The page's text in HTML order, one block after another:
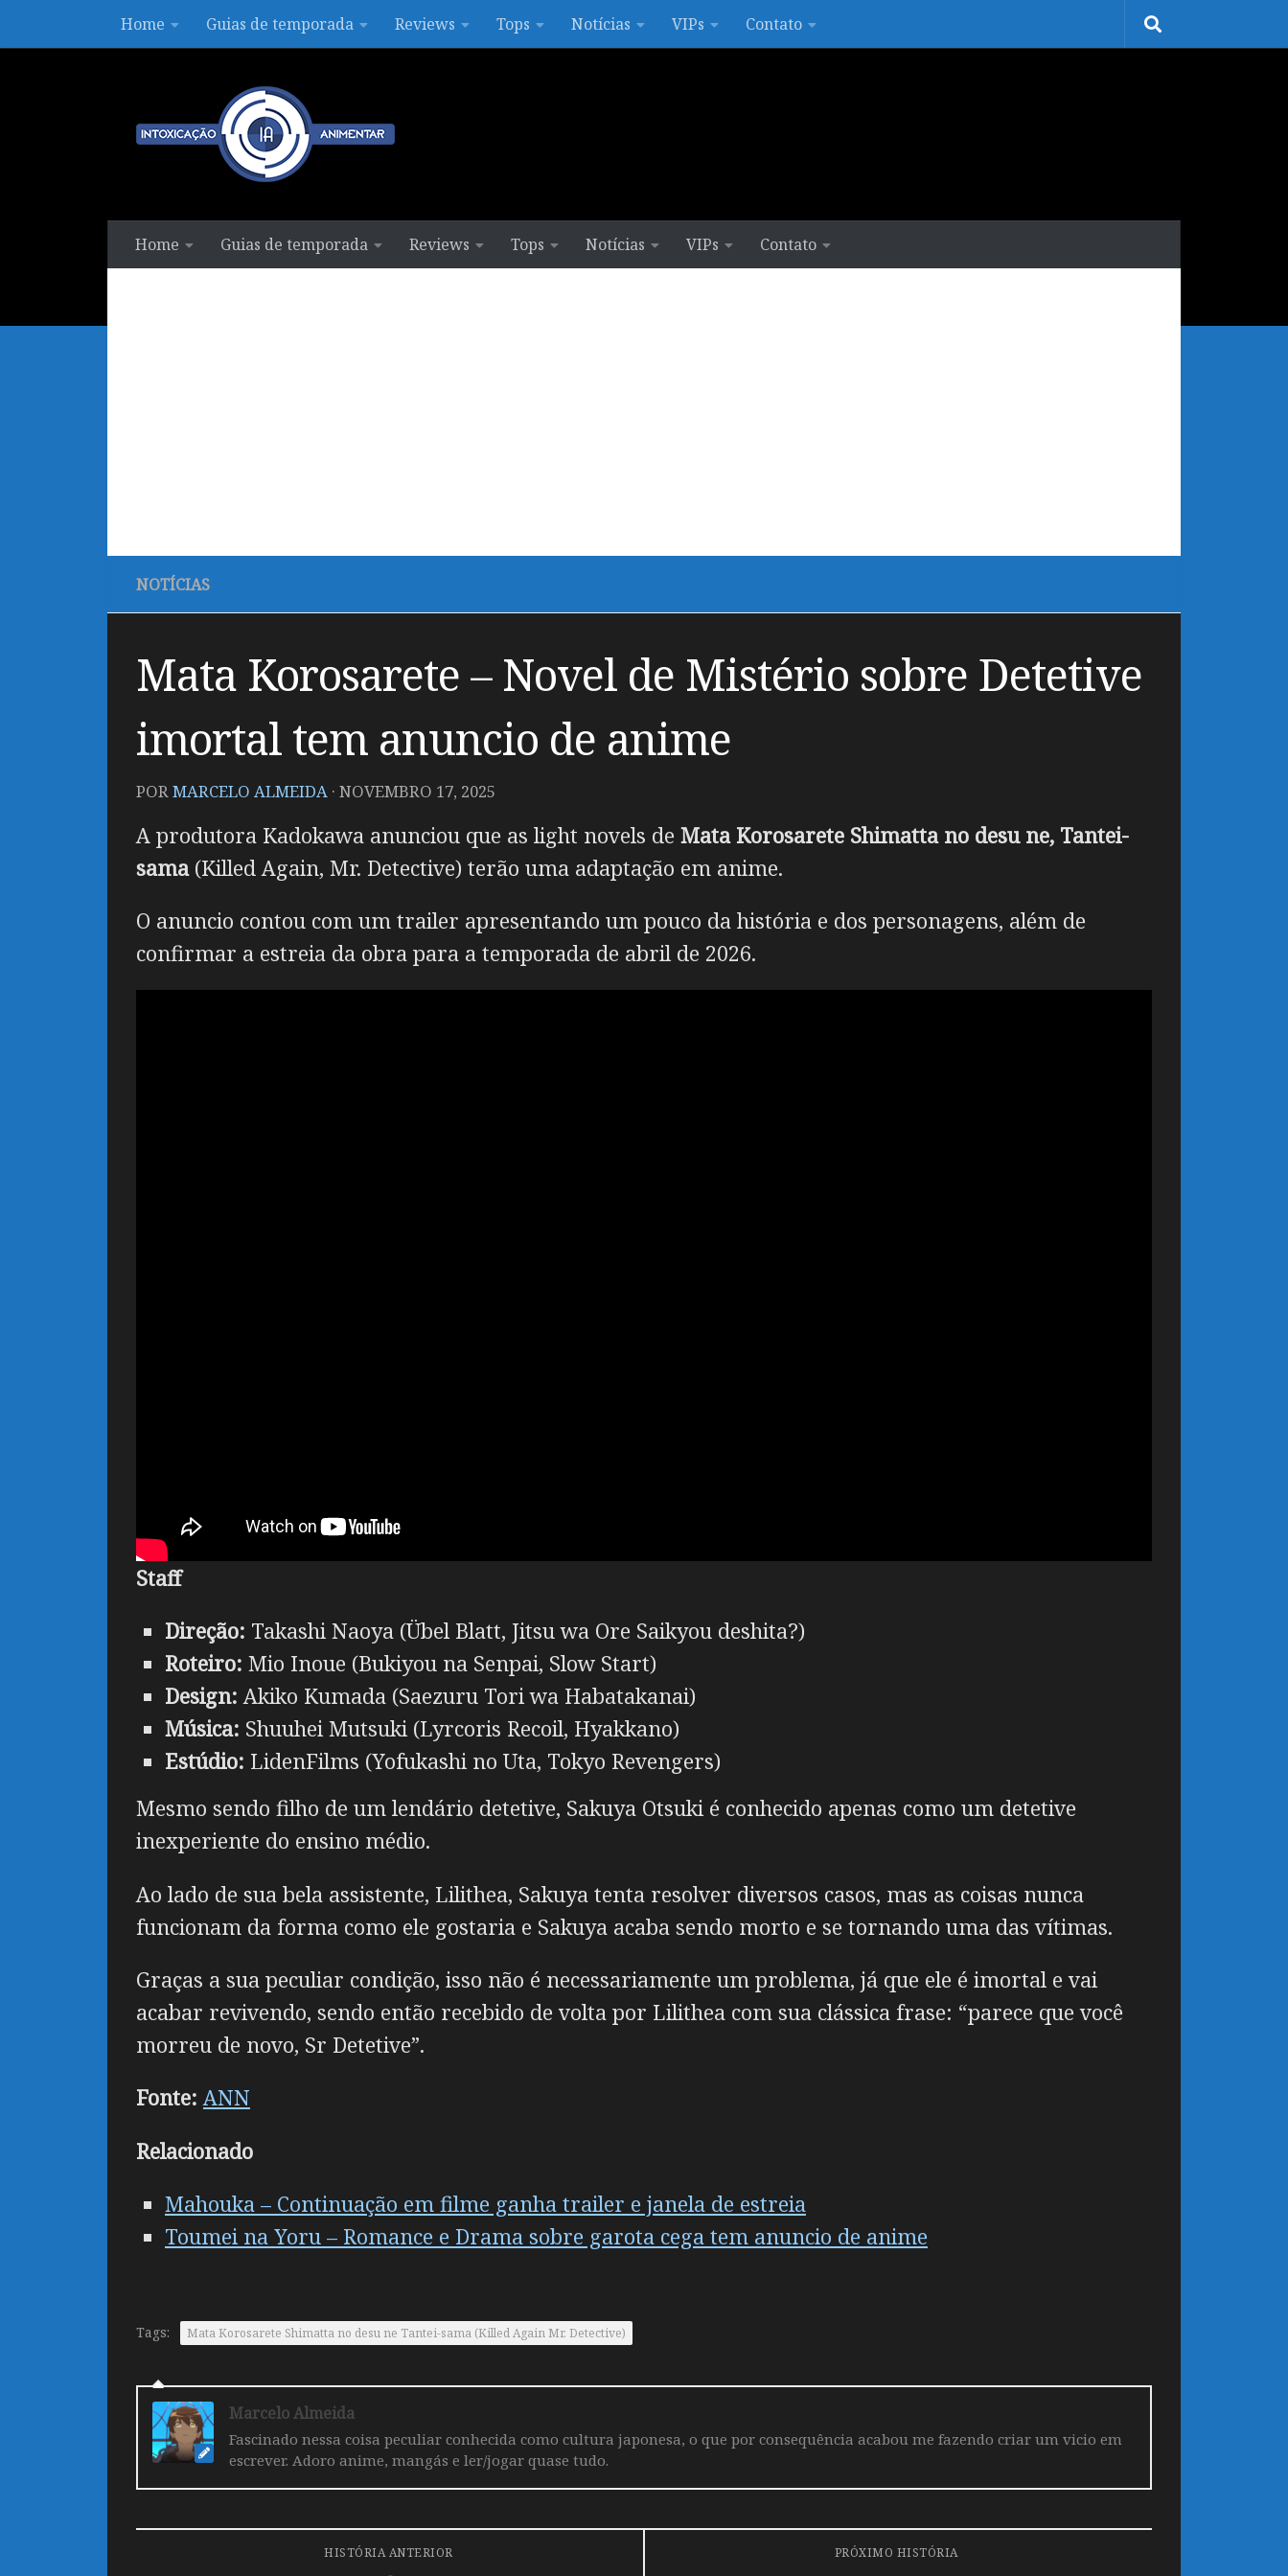
Skip to contentHome Guias de temporada Reviews Tops Notícias VIPs Contato
Home Guias de temporada Reviews Tops Notícias VIPs Contato
NOTÍCIAS
Mata Korosarete – Novel de Mistério sobre Detetive
imortal tem anuncio de anime
PORMARCELO ALMEIDA · NOVEMBRO 17, 2025
A produtora Kadokawa anunciou que as light novels de Mata Korosarete Shimatta no desu ne, Tantei-
sama (Killed Again, Mr. Detective) terão uma adaptação em anime.
O anuncio contou com um trailer apresentando um pouco da história e dos personagens, além de
confirmar a estreia da obra para a temporada de abril de 2026.
Staff
Direção: Takashi Naoya (Übel Blatt, Jitsu wa Ore Saikyou deshita?)
Roteiro: Mio Inoue (Bukiyou na Senpai, Slow Start)
Design: Akiko Kumada (Saezuru Tori wa Habatakanai)
Música: Shuuhei Mutsuki (Lyrcoris Recoil, Hyakkano)
Estúdio: LidenFilms (Yofukashi no Uta, Tokyo Revengers)
Mesmo sendo filho de um lendário detetive, Sakuya Otsuki é conhecido apenas como um detetive
inexperiente do ensino médio.
Ao lado de sua bela assistente, Lilithea, Sakuya tenta resolver diversos casos, mas as coisas nunca
funcionam da forma como ele gostaria e Sakuya acaba sendo morto e se tornando uma das vítimas.
Graças a sua peculiar condição, isso não é necessariamente um problema, já que ele é imortal e vai
acabar revivendo, sendo então recebido de volta por Lilithea com sua clássica frase: “parece que você
morreu de novo, Sr Detetive”.
Fonte: ANN
Relacionado
Mahouka – Continuação em filme ganha trailer e janela de estreia
Toumei na Yoru – Romance e Drama sobre garota cega tem anuncio de anime
Tags: Mata Korosarete Shimatta no desu ne Tantei-sama (Killed Again Mr. Detective)
Marcelo Almeida
Fascinado nessa coisa peculiar conhecida como cultura japonesa, o que por consequência acabou me fazendo criar um vicio em
escrever. Adoro anime, mangás e ler/jogar quase tudo.
PRÓXIMO HISTÓRIA
HISTÓRIA ANTERIOR